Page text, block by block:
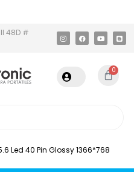
48D #
0
Led 40 Pin Glossy 1366*768